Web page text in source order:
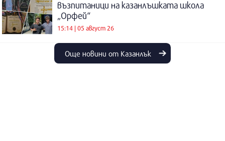
възпитаници на казанлъшката школа
„Орфей“
15:14 | 05 август 26
Още новини от Казанлък